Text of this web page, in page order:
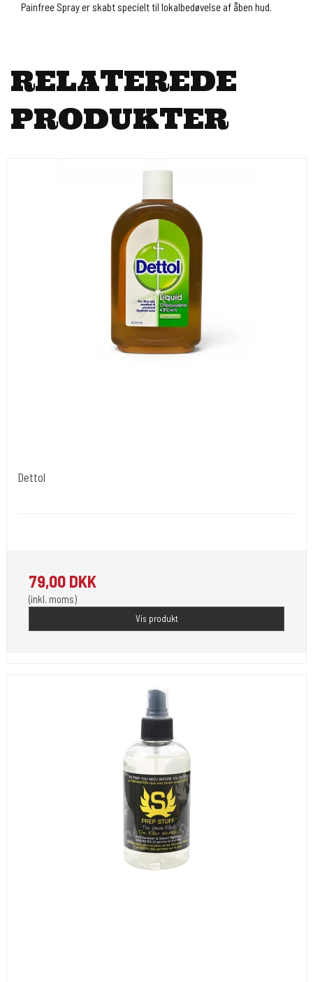
Painfree Spray er skabt specielt til lokalbedøvelse af åben hud.
RELATEREDE
PRODUKTER
Dettol
79,00 DKK
(inkl. moms)
Vis produkt